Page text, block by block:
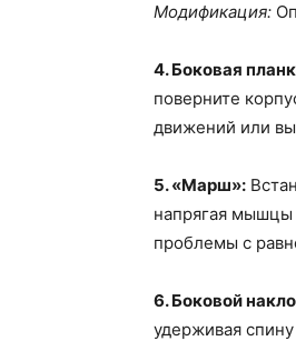
Модификация:
4. Боковая
поверните
движений или
5. «Марш»:
напрягая мышцы
проблемы с
6. Боковой
удерживая